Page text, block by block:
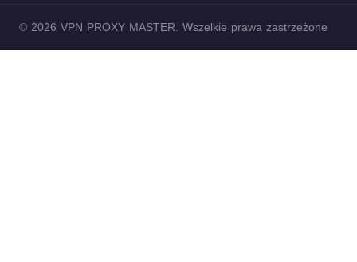
© 2026 VPN PROXY MASTER. Wszelkie prawa zastrzeżone